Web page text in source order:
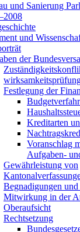
und Sanierung
und
der
Festlegung der
Kreditarten
Voranschlag
Aufgaben-
Gewährleistung von
Begnadigungen
Mitwirkung in der
Oberaufsicht
Rechtsetzung